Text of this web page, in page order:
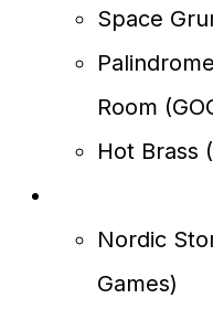
Space
Room
Hot Brass
Nordic
Games)